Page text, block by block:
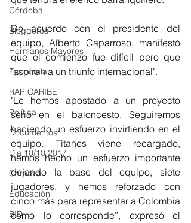
Córdoba
Bloggeros
Hermanos Mayores
Economía
RAP CARIBE
Política
Documentos
Día 10/10 2017
Carnaval
Educación
BID
De acuerdo con el presidente del
equipo, Alberto Caparroso, manifestó
que el comienzo fue difícil pero que
"aspiran a un triunfo internacional".
"Le hemos apostado a un proyecto
serio en el baloncesto. Seguiremos
haciendo un esfuerzo invirtiendo en el
equipo. Titanes viene recargado,
hemos hecho un esfuerzo importante
dejando la base del equipo, siete
jugadores, y hemos reforzado con
cinco más para representar a Colombia
como lo corresponde”, expresó el